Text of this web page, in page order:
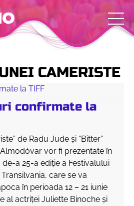
CAMERISTE
confirmate la
de Radu Jude și “Bitter”
vor fi prezentate în
a 25-a ediție a Festivalului
care se va
în perioada 12 – 21 iunie
al actriței Juliette Binoche și